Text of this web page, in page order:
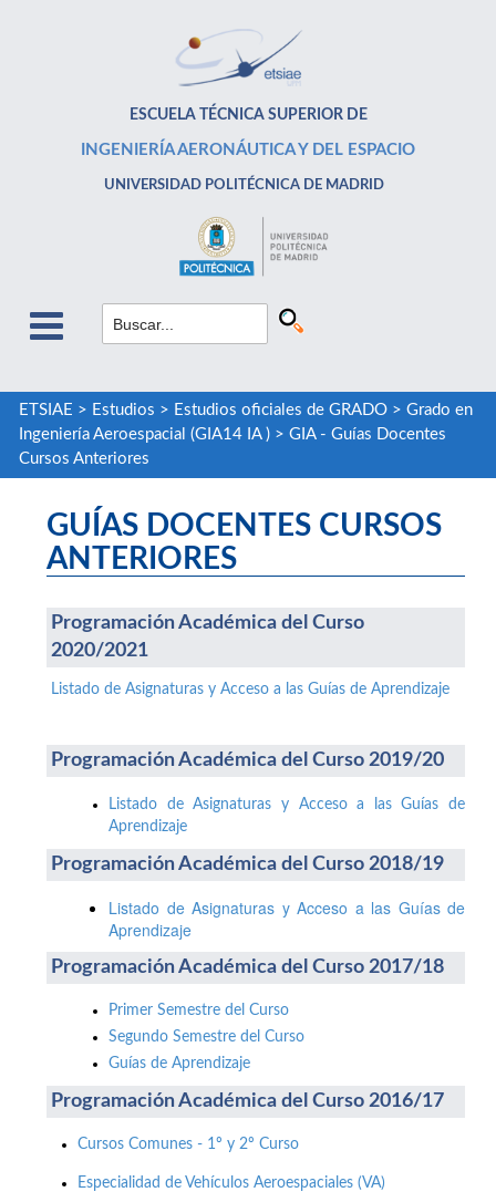
ESCUELA TÉCNICA SUPERIOR DE
INGENIERÍA AERONÁUTICA Y DEL ESPACIO
UNIVERSIDAD POLITÉCNICA DE MADRID
ETSIAE > Estudios > Estudios oficiales de GRADO> Grado en
Ingeniería Aeroespacial (GIA14 IA )> GIA - Guías Docentes
Cursos Anteriores
GUÍAS DOCENTES CURSOS
ANTERIORES
Programación Académica del Curso
2020/2021
Listado de Asignaturas y Acceso a las Guías de Aprendizaje
Programación Académica del Curso 2019/20
Listado de Asignaturas y Acceso a las Guías de
Aprendizaje
Programación Académica del Curso 2018/19
Listado de Asignaturas y Acceso a las Guías de
Aprendizaje
Programación Académica del Curso 2017/18
Primer Semestre del Curso
Segundo Semestre del Curso
Guías de Aprendizaje
Programación Académica del Curso 2016/17
Cursos Comunes - 1º y 2º Curso
Especialidad de Vehículos Aeroespaciales (VA)